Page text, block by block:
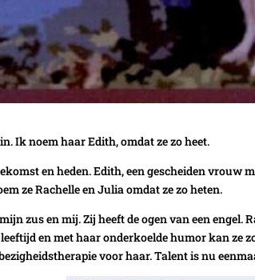
Ik noem haar Edith, omdat ze zo heet.
en heden. Edith, een gescheiden vrouw
ze Rachelle en Julia omdat ze zo heten.
zus en mij. Zij heeft de ogen van een engel.
en met haar onderkoelde humor kan ze
voor haar. Talent is nu